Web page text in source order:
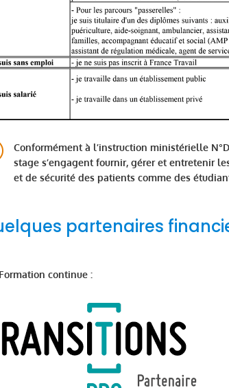
Conformément à l’instruction ministérielle
stage s’engagent fournir, gérer et entretenir
et de sécurité des patients comme des
partenaires
Formation continue :